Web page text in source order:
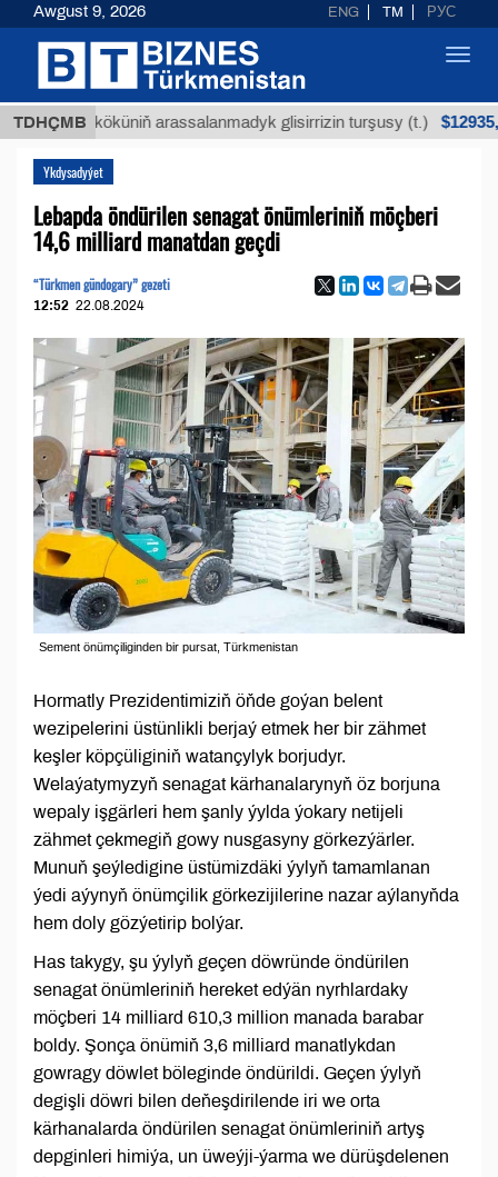
TDHÇMB
köküniň arassalanmadyk glisirrizin turşusy (t.) $12935,18
Ykdysadyýet
Lebapda öndürilen senagat önümleriniň möçberi
14,6 milliard manatdan geçdi
“Türkmen gündogary” gezeti
12:52 22.08.2024
Sement önümçiliginden bir pursat, Türkmenistan
Hormatly Prezidentimiziň öňde goýan belent
wezipelerini üstünlikli berjaý etmek her bir zähmet
keşler köpçüliginiň watançylyk borjudyr.
Welaýatymyzyň senagat kärhanalarynyň öz borjuna
wepaly işgärleri hem şanly ýylda ýokary netijeli
zähmet çekmegiň gowy nusgasyny görkezýärler.
Munuň şeýledigine üstümizdäki ýylyň tamamlanan
ýedi aýynyň önümçilik görkezijilerine nazar aýlanyňda
hem doly gözýetirip bolýar.
Has takygy, şu ýylyň geçen döwründe öndürilen
senagat önümleriniň hereket edýän nyrhlardaky
möçberi 14 milliard 610,3 million manada barabar
boldy. Şonça önümiň 3,6 milliard manatlykdan
gowragy döwlet böleginde öndürildi. Geçen ýylyň
degişli döwri bilen deňeşdirilende iri we orta
kärhanalarda öndürilen senagat önümleriniň artyş
depginleri himiýa, un üweýji-ýarma we dürüşdelenen
Awgust 9, 2026 ENG TM РУС